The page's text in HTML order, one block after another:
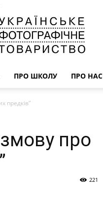
ПРО ШКОЛУ ПРО НАС
предків”
про
221